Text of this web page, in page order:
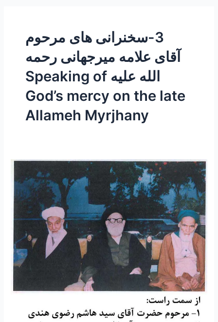
3-سخنرانی های مرحوم
آقای علامه میرجهانی رحمه
الله علیه Speaking of
God’s mercy on the late
Allameh Myrjhany
۳۰
–
سخنرانی
مرحوم
حضرت
آیه
الله
علامه
سید
حسن
میرجهانی
رحمه
الله
علیه